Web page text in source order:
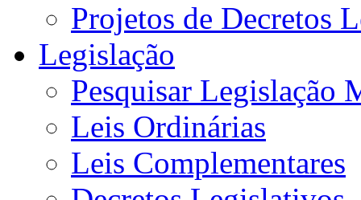
Projetos de Decretos
Legislação
Pesquisar Legislação
Leis Ordinárias
Leis Complementares